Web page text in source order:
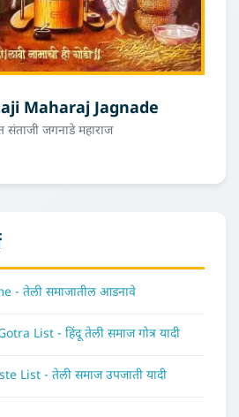
Maharaj Jagnade
संताजी जगनाडे महाराज
- तेली समाजातील आडनावे
List - हिंदू तेली समाज गोत्र यादी
List - तेली समाज उपजाती यादी